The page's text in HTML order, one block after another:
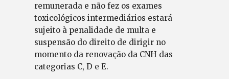
remunerada e não fez os exames
toxicológicos intermediários estará
sujeito à penalidade de multa e
suspensão do direito de dirigir no
momento da renovação da CNH das
categorias C, D e E.